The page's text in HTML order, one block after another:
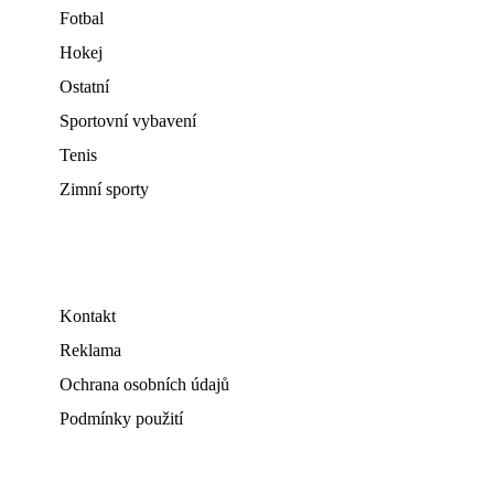
Fotbal
Hokej
Ostatní
Sportovní vybavení
Tenis
Zimní sporty
Kontakt
Reklama
Ochrana osobních údajů
Podmínky použití